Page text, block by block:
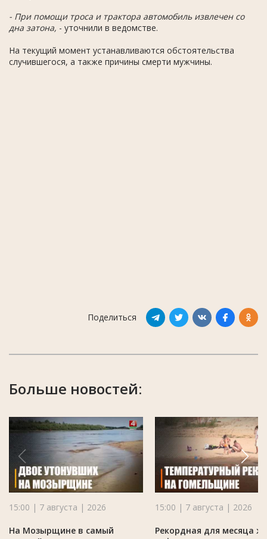
- При помощи троса и трактора автомобиль извлечен со
дна затона, - уточнили в ведомстве.
На текущий момент устанавливаются обстоятельства
случившегося, а также причины смерти мужчины.
Поделиться
Больше новостей:
15:00 | 7 августа | 2026
На Мозырщине в самый
15:00 | 7 августа | 2026
Рекордная для месяца